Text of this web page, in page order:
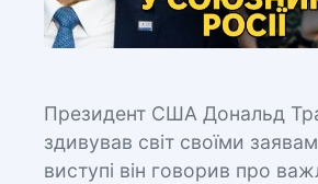
Президент США Дональд
здивував світ своїми
виступі він говорив про